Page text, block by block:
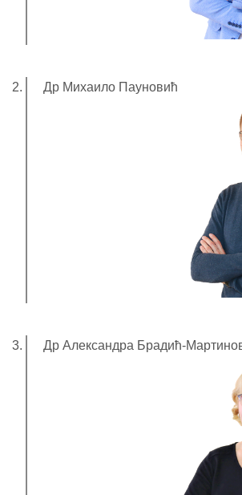
Др Михаило Пауновић
Др Александра Брадић-